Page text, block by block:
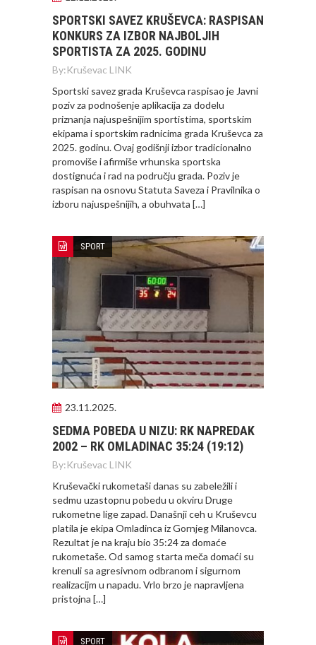
SPORTSKI SAVEZ KRUŠEVCA: RASPISAN
KONKURS ZA IZBOR NAJBOLJIH
SPORTISTA ZA 2025. GODINU
By:Kruševac LINK
Sportski savez grada Kruševca raspisao je Javni
poziv za podnošenje aplikacija za dodelu
priznanja najuspešnijim sportistima, sportskim
ekipama i sportskim radnicima grada Kruševca za
2025. godinu. Ovaj godišnji izbor tradicionalno
promoviše i afirmiše vrhunska sportska
dostignuća i rad na području grada. Poziv je
raspisan na osnovu Statuta Saveza i Pravilnika o
izboru najuspešnijih, a obuhvata […]
SPORT
23.11.2025.
SEDMA POBEDA U NIZU: RK NAPREDAK
2002 – RK OMLADINAC 35:24 (19:12)
By:Kruševac LINK
Kruševački rukometaši danas su zabeležili i
sedmu uzastopnu pobedu u okviru Druge
rukometne lige zapad. Današnji ceh u Kruševcu
platila je ekipa Omladinca iz Gornjeg Milanovca.
Rezultat je na kraju bio 35:24 za domaće
rukometaše. Od samog starta meča domaći su
krenuli sa agresivnom odbranom i sigurnom
realizacijm u napadu. Vrlo brzo je napravljena
pristojna […]
SPORT